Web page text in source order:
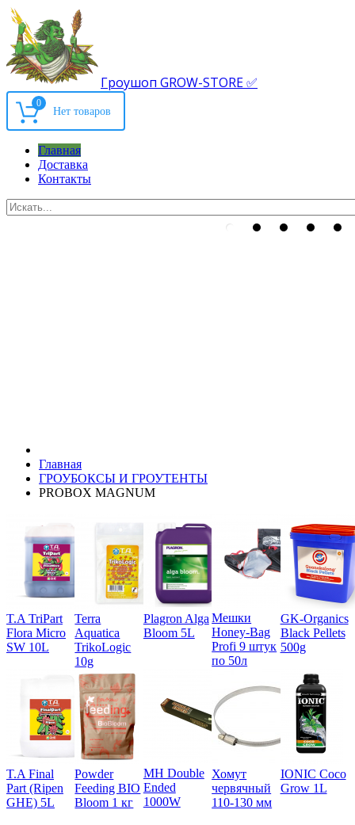
Гроушоп GROW-STORE ✅
0
Главная
Доставка
Контакты
Главная
ГРОУБОКСЫ И ГРОУТЕНТЫ
PROBOX MAGNUM
T.A TriPart
Flora Micro
SW 10L
Terra
Aquatica
TrikoLogic
10g
Plagron Alga
Bloom 5L
Мешки
Honey-Bag
Profi 9 штук
по 50л
GK-Organics
Black Pellets
500g
T.A Final
Part (Ripen
GHE) 5L
Powder
Feeding BIO
Bloom 1 кг
MH Double
Ended
1000W
Хомут
червячный
110-130 мм
IONIC Coco
Grow 1L